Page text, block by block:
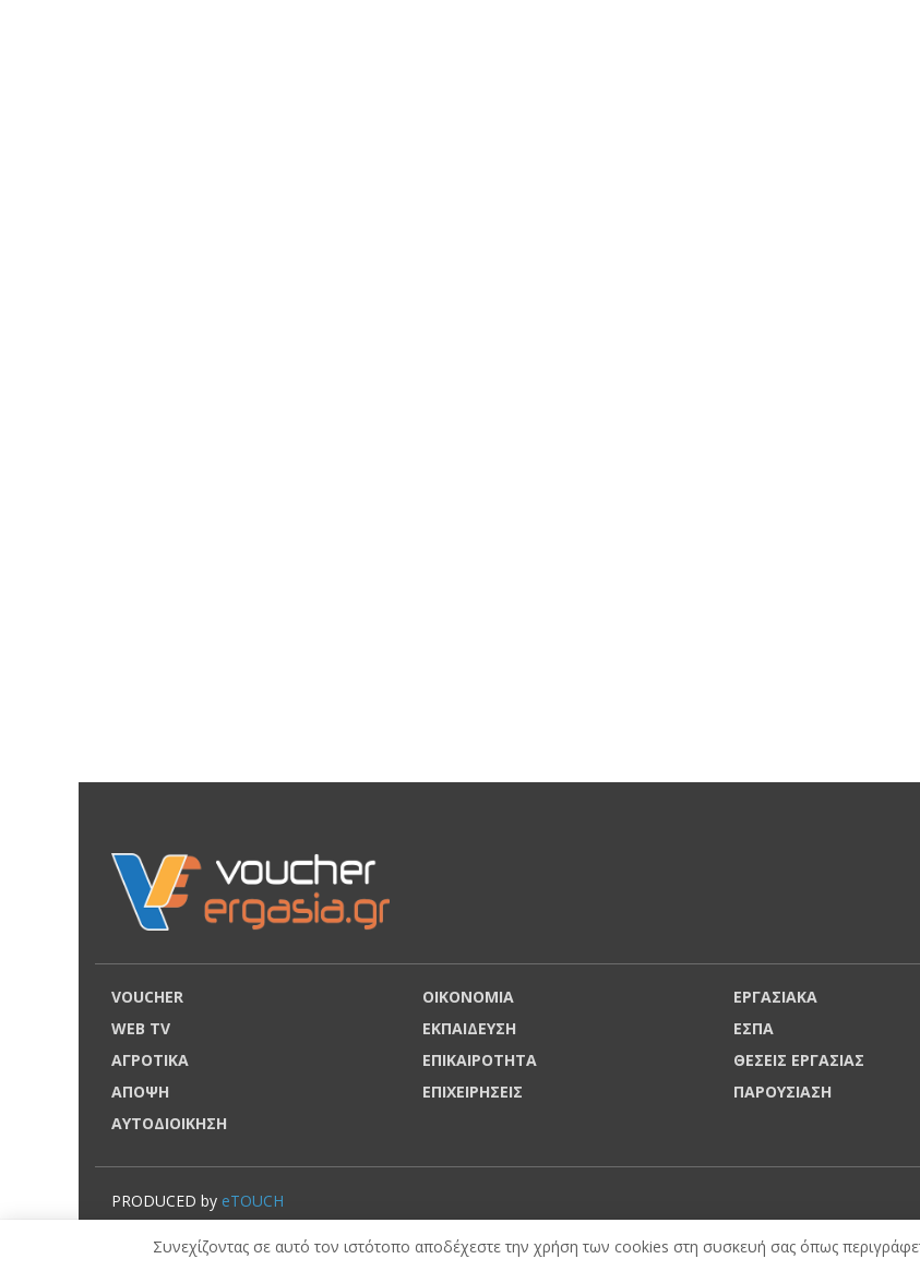
VOUCHER
WEB TV
ΑΓΡΟΤΙΚΑ
ΑΠΟΨΗ
ΑΥΤΟΔΙΟΙΚΗΣΗ
ΟΙΚΟΝΟΜΙΑ
ΕΚΠΑΙΔΕΥΣΗ
ΕΠΙΚΑΙΡΟΤΗΤΑ
ΕΠΙΧΕΙΡΗΣΕΙΣ
ΕΡΓΑΣΙΑΚΑ
ΕΣΠΑ
ΘΕΣΕΙΣ ΕΡΓΑΣΙΑΣ
ΠΑΡΟΥΣΙΑΣΗ
PRODUCED by eTOUCH
© VOUCHERERGASIA.GR, 2022 | All rights reserved.
Συνεχίζοντας σε αυτό τον ιστότοπο αποδέχεστε την χρήση των cookies στη συσκευή σας όπως